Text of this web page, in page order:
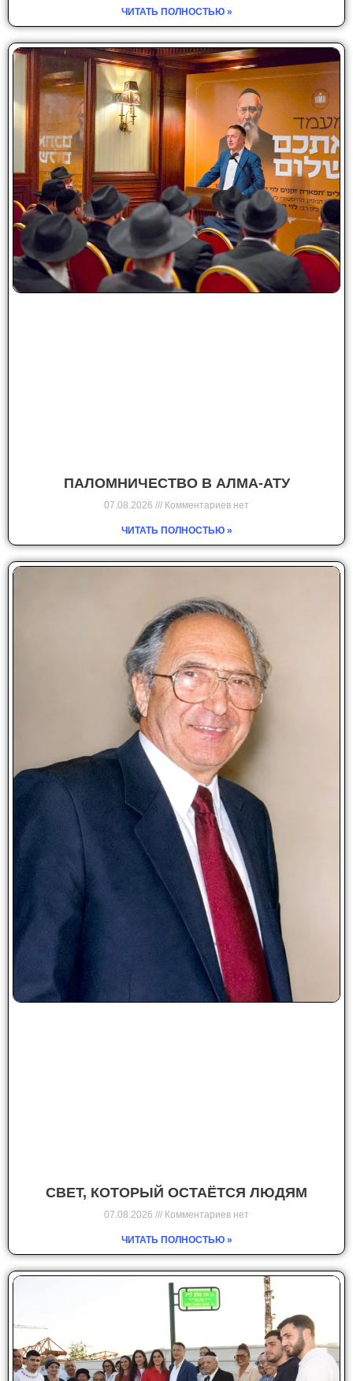
ЧИТАТЬ ПОЛНОСТЬЮ »
ПАЛОМНИЧЕСТВО В АЛМА-АТУ
07.08.2026 Комментариев нет
ЧИТАТЬ ПОЛНОСТЬЮ »
СВЕТ, КОТОРЫЙ ОСТАЁТСЯ ЛЮДЯМ
07.08.2026 Комментариев нет
ЧИТАТЬ ПОЛНОСТЬЮ »